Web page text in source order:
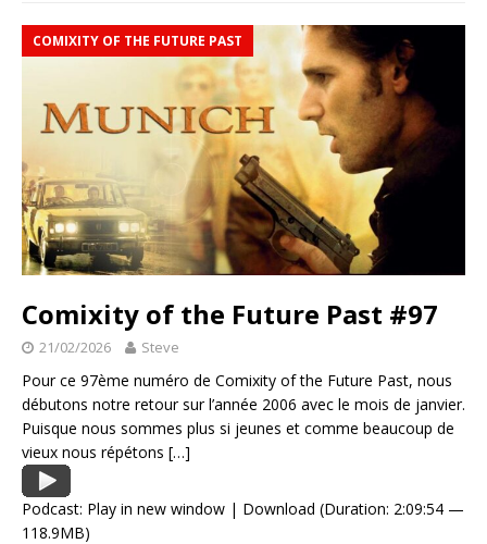
COMIXITY OF THE FUTURE PAST
Comixity of the Future Past #97
21/02/2026 Steve
Pour ce 97ème numéro de Comixity of the Future Past, nous
débutons notre retour sur l’année 2006 avec le mois de janvier.
Puisque nous sommes plus si jeunes et comme beaucoup de
vieux nous répétons […]
Podcast: Play in new window | Download (Duration: 2:09:54 —
118.9MB)